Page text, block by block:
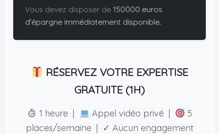
Vous devez disposer de 150000 euros
d’épargne immédiatement disponible.
RÉSERVEZ VOTRE EXPERTISE
GRATUITE (1H)
1 heure | Appel vidéo privé |
5
places/semaine | ✓ Aucun engagement